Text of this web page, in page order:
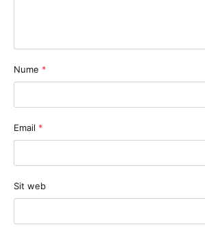
Nume *
Email *
Sit web